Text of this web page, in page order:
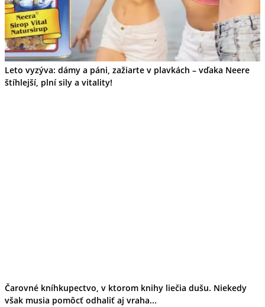
Leto vyzýva: dámy a páni, zažiarte v plavkách – vďaka Neere
štíhlejší, plní sily a vitality!
Čarovné kníhkupectvo, v ktorom knihy liečia dušu. Niekedy
však musia pomôcť odhaliť aj vraha...